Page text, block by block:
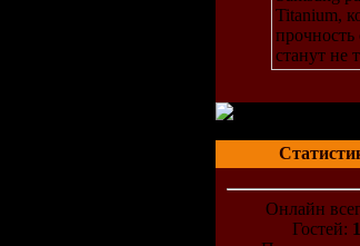
Titanium,
прочность
станут не
Онлайн
Гостей: 1